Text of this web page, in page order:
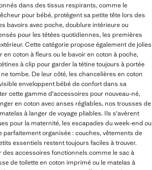
dans des tissus respirants, comme le
pour bébé, protègent sa petite tête lors des
bavoirs avec poche, doublure intérieure ou
pour les tétées quotidiennes, les premières
Cette catégorie propose également de jolies
coton à fleurs ou le bavoir en coton à poche,
à clip pour garder la tétine toujours à portée
tombe. De leur côté, les chancelières en coton
enveloppent bébé de confort dans sa
cette gamme d'accessoires pour nouveau-né,
en coton avec anses réglables, nos trousses de
à langer de voyage pliables. Ils s'avèrent
pour la maternité, les escapades du week-end ou
parfaitement organisée : couches, vêtements de
essentiels restent toujours faciles à trouver.
des accessoires fonctionnels comme le sac à
de toilette en coton imprimé ou le matelas à